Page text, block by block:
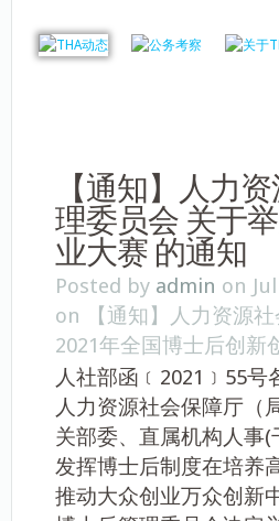
【通知】人力
理委员会 关于
业大赛 的通知
Posted by admin on
on 【通知】人力资源
2021年全国博士后创新
人社部函﹝2021﹞55
人力资源社会保障厅（
关部委、直属机构人事
发挥博士后制度在培养
推动大众创业万众创新